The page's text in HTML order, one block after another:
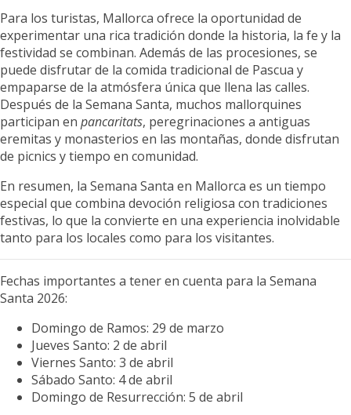
Para los turistas, Mallorca ofrece la oportunidad de
experimentar una rica tradición donde la historia, la fe y la
festividad se combinan. Además de las procesiones, se
puede disfrutar de la comida tradicional de Pascua y
empaparse de la atmósfera única que llena las calles.
Después de la Semana Santa, muchos mallorquines
participan en pancaritats, peregrinaciones a antiguas
eremitas y monasterios en las montañas, donde disfrutan
de picnics y tiempo en comunidad.
En resumen, la Semana Santa en Mallorca es un tiempo
especial que combina devoción religiosa con tradiciones
festivas, lo que la convierte en una experiencia inolvidable
tanto para los locales como para los visitantes.
Fechas importantes a tener en cuenta para la Semana
Santa 2026:
Domingo de Ramos: 29 de marzo
Jueves Santo: 2 de abril
Viernes Santo: 3 de abril
Sábado Santo: 4 de abril
Domingo de Resurrección: 5 de abril